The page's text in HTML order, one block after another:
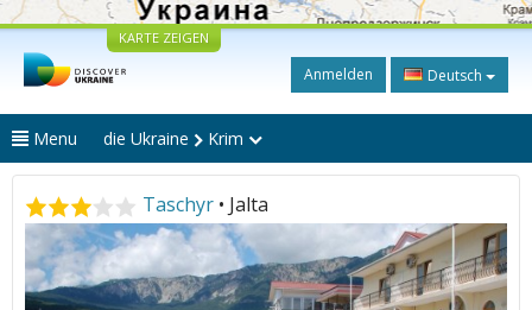
KARTE ZEIGEN
Anmelden Deutsch
Menu die Ukraine Krim
Taschyr • Jalta